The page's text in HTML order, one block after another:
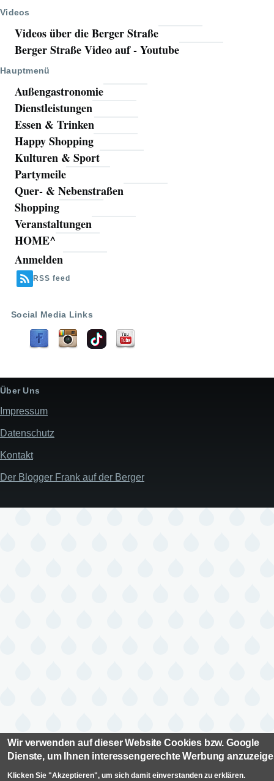
Videos
Videos über die Berger Straße
Berger Straße Video auf - Youtube
Hauptmenü
Außengastronomie
Dienstleistungen
Essen & Trinken
Happy Shopping
Kulturen & Sport
Partymeile
Quer- & Nebenstraßen
Shopping
Veranstaltungen
HOME^
Benutzermenü
Anmelden
RSS feed
Social Media Links
Über Uns
Impressum
Datenschutz
Kontakt
Der Blogger Frank auf der Berger
Wir verwenden auf dieser Website Cookies bzw. Google
Dienste, um Ihnen interessengerechte Werbung
Klicken Sie "Akzeptieren", um sich damit einverstanden zu erklären.